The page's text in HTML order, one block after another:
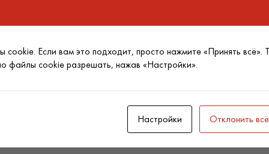
массажер
Massage, 1шт
Если вам это подходит, просто нажмите «Принять всё».
файлы cookie разрешать, нажав «Настройки».
Настройки Отклонить всё